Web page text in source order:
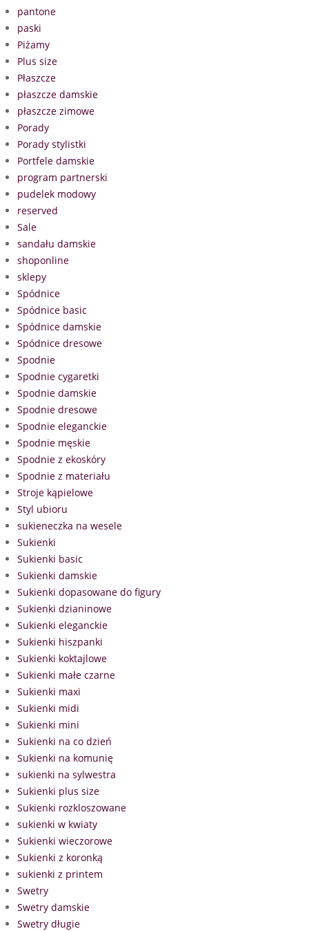
pantone
paski
Piżamy
Plus size
Płaszcze
płaszcze damskie
płaszcze zimowe
Porady
Porady stylistki
Portfele damskie
program partnerski
pudelek modowy
reserved
Sale
sandału damskie
shoponline
sklepy
Spódnice
Spódnice basic
Spódnice damskie
Spódnice dresowe
Spodnie
Spodnie cygaretki
Spodnie damskie
Spodnie dresowe
Spodnie eleganckie
Spodnie męskie
Spodnie z ekoskóry
Spodnie z materiału
Stroje kąpielowe
Styl ubioru
sukieneczka na wesele
Sukienki
Sukienki basic
Sukienki damskie
Sukienki dopasowane do figury
Sukienki dzianinowe
Sukienki eleganckie
Sukienki hiszpanki
Sukienki koktajlowe
Sukienki małe czarne
Sukienki maxi
Sukienki midi
Sukienki mini
Sukienki na co dzień
Sukienki na komunię
sukienki na sylwestra
Sukienki plus size
Sukienki rozkloszowane
sukienki w kwiaty
Sukienki wieczorowe
Sukienki z koronką
sukienki z printem
Swetry
Swetry damskie
Swetry długie